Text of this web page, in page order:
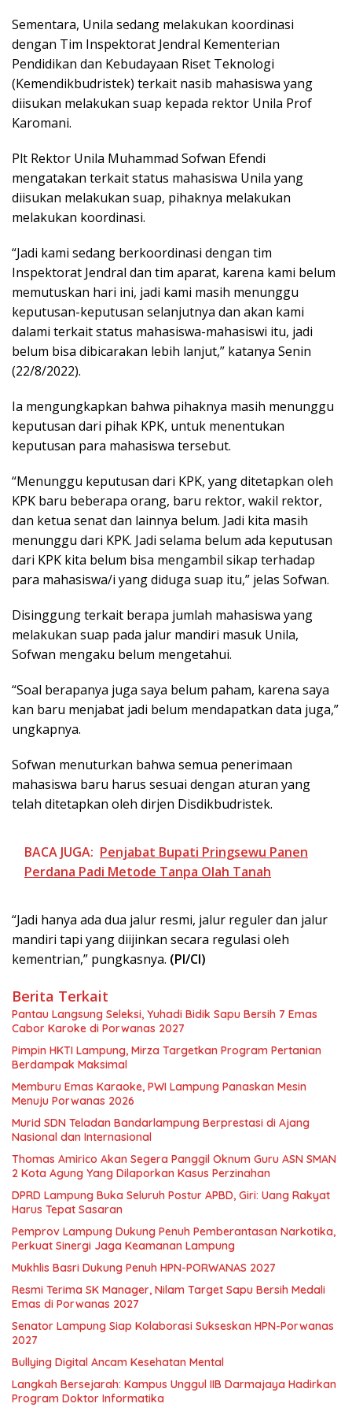
Sementara, Unila sedang melakukan koordinasi
dengan Tim Inspektorat Jendral Kementerian
Pendidikan dan Kebudayaan Riset Teknologi
(Kemendikbudristek) terkait nasib mahasiswa yang
diisukan melakukan suap kepada rektor Unila Prof
Karomani.
Plt Rektor Unila Muhammad Sofwan Efendi
mengatakan terkait status mahasiswa Unila yang
diisukan melakukan suap, pihaknya melakukan
melakukan koordinasi.
“Jadi kami sedang berkoordinasi dengan tim
Inspektorat Jendral dan tim aparat, karena kami belum
memutuskan hari ini, jadi kami masih menunggu
keputusan-keputusan selanjutnya dan akan kami
dalami terkait status mahasiswa-mahasiswi itu, jadi
belum bisa dibicarakan lebih lanjut,” katanya Senin
(22/8/2022).
Ia mengungkapkan bahwa pihaknya masih menunggu
keputusan dari pihak KPK, untuk menentukan
keputusan para mahasiswa tersebut.
“Menunggu keputusan dari KPK, yang ditetapkan oleh
KPK baru beberapa orang, baru rektor, wakil rektor,
dan ketua senat dan lainnya belum. Jadi kita masih
menunggu dari KPK. Jadi selama belum ada keputusan
dari KPK kita belum bisa mengambil sikap terhadap
para mahasiswa/i yang diduga suap itu,” jelas Sofwan.
Disinggung terkait berapa jumlah mahasiswa yang
melakukan suap pada jalur mandiri masuk Unila,
Sofwan mengaku belum mengetahui.
“Soal berapanya juga saya belum paham, karena saya
kan baru menjabat jadi belum mendapatkan data juga,”
ungkapnya.
Sofwan menuturkan bahwa semua penerimaan
mahasiswa baru harus sesuai dengan aturan yang
telah ditetapkan oleh dirjen Disdikbudristek.
BACA JUGA: Penjabat Bupati Pringsewu Panen
Perdana Padi Metode Tanpa Olah Tanah
“Jadi hanya ada dua jalur resmi, jalur reguler dan jalur
mandiri tapi yang diijinkan secara regulasi oleh
kementrian,” pungkasnya. (PI/CI)
Berita Terkait
Pantau Langsung Seleksi, Yuhadi Bidik Sapu Bersih 7 Emas
Cabor Karoke di Porwanas 2027
Pimpin HKTI Lampung, Mirza Targetkan Program Pertanian
Berdampak Maksimal
Memburu Emas Karaoke, PWI Lampung Panaskan Mesin
Menuju Porwanas 2026
Murid SDN Teladan Bandarlampung Berprestasi di Ajang
Nasional dan Internasional
Thomas Amirico Akan Segera Panggil Oknum Guru ASN SMAN
2 Kota Agung Yang Dilaporkan Kasus Perzinahan
DPRD Lampung Buka Seluruh Postur APBD, Giri: Uang Rakyat
Harus Tepat Sasaran
Pemprov Lampung Dukung Penuh Pemberantasan Narkotika,
Perkuat Sinergi Jaga Keamanan Lampung
Mukhlis Basri Dukung Penuh HPN-PORWANAS 2027
Resmi Terima SK Manager, Nilam Target Sapu Bersih Medali
Emas di Porwanas 2027
Senator Lampung Siap Kolaborasi Sukseskan HPN-Porwanas
2027
Bullying Digital Ancam Kesehatan Mental
Langkah Bersejarah: Kampus Unggul IIB Darmajaya Hadirkan
Program Doktor Informatika